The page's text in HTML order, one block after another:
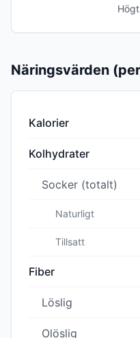
Näringsvärden
Kalorier
Kolhydrater
Socker (totalt)
Naturligt
Tillsatt
Fiber
Löslig
Olöslig